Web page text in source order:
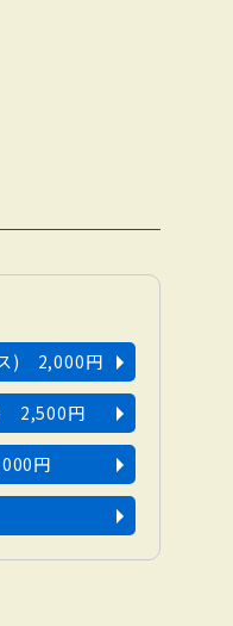
ス) 2,000円
) 2,500円
円